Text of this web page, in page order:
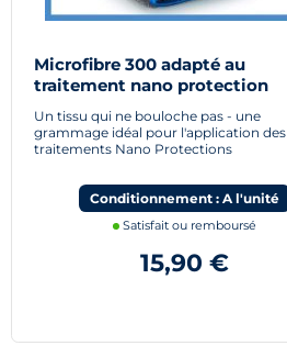
Microfibre 300 adapté au
traitement nano protection
Un tissu qui ne bouloche pas - une
grammage idéal pour l'application des
traitements Nano Protections
Conditionnement : A l'unité
Satisfait ou remboursé
15,90 €